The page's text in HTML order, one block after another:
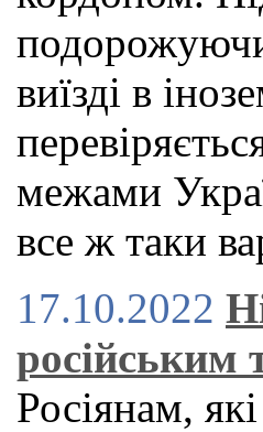
виїзді в
межами
все ж таки
17.10.2022
російським
Росіянам,